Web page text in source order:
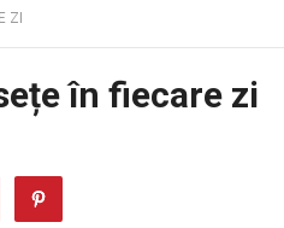
ZI
în fiecare zi